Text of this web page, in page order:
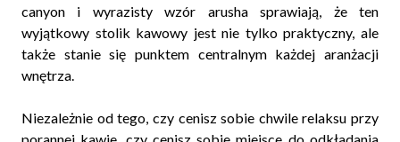
canyon i wyrazisty wzór arusha sprawiają, że ten
wyjątkowy stolik kawowy jest nie tylko praktyczny, ale
także stanie się punktem centralnym każdej aranżacji
wnętrza.
Niezależnie od tego, czy cenisz sobie chwile relaksu przy